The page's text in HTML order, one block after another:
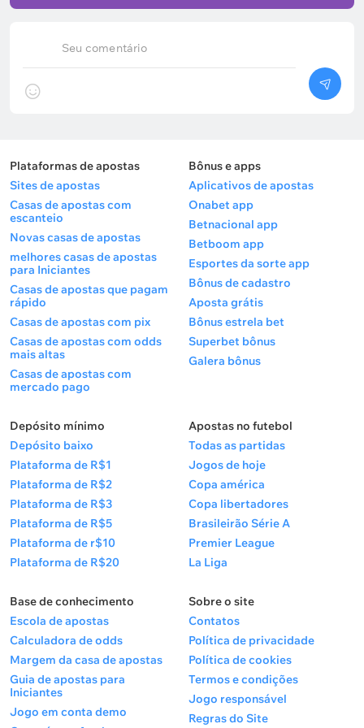
Forma e escalação da seleção do
Iraque
garantir sua vaga no Mundial. A equipe disputou
duas fases de grupos, superou os Emirados Árabes
Unidos na repescagem asiática (1 a 1 e 2 a 1) e
passou pela Bolívia na repescagem intercontinental
(2 a 1). O ponto mais forte dos iraquianos é a solidez
defensiva: nas últimas 16 partidas, a equipe não
sofreu mais do que dois gols em um mesmo jogo.
No amistoso mais recente, diante de Andorra, o
Iraque voltou a passar em branco na defesa (1 a 0).
Embora Andorra não sirva de parâmetro comparada
à Espanha, os visitantes não costumam sofrer
goleadas nem mesmo contra as principais seleções
da Ásia (Coreia do Sul, Arábia Saudita).
Números importantes do Iraque:
Sofreu apenas sete gols nos últimos 11 jogos,
terminando cinco deles sem ser vazado.
A marca de menos de 3,5 gols foi registrada em
Nas últimas 24 partidas, sofreu apenas cinco
derrotas, sendo que em apenas uma delas
perdeu por mais de dois gols de diferença.
Provável escalação do Iraque (4-2-3-1)
Fahad Talib – Mustafa Saadoon, Zid Tahseen, Akam
Hashem, Ahmed Yahya – Zidane Iqbal, Aimar Sher –
Seu comentário
Plataformas de apostas
Sites de apostas
Casas de apostas com
escanteio
Novas casas de apostas
melhores casas de apostas
para Iniciantes
Casas de apostas que pagam
rápido
Casas de apostas com pix
Casas de apostas com odds
mais altas
Casas de apostas com
mercado pago
Bônus e apps
Aplicativos de apostas
Onabet app
Betnacional app
Betboom app
Esportes da sorte app
Bônus de cadastro
Aposta grátis
Bônus estrela bet
Superbet bônus
Galera bônus
Depósito mínimo
Depósito baixo
Plataforma de R$1
Plataforma de R$2
Plataforma de R$3
Plataforma de R$5
Plataforma de r$10
Plataforma de R$20
Apostas no futebol
Todas as partidas
Jogos de hoje
Copa américa
Copa libertadores
Brasileirão Série A
Premier League
La Liga
Base de conhecimento
Escola de apostas
Calculadora de odds
Margem da casa de apostas
Guia de apostas para
Iniciantes
Jogo em conta demo
Sobre o site
Contatos
Política de privacidade
Política de cookies
Termos e condições
Jogo responsável
Regras do Site